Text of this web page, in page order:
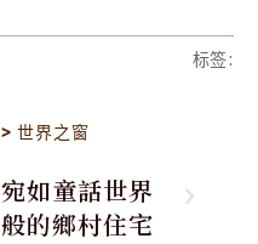
标签:
>世界之窗
宛如童話世界
般的鄉村住宅